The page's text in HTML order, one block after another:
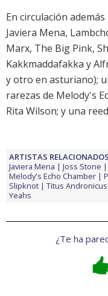
En circulación
Javiera Mena,
Marx, The Big Pink,
Kakkmaddafakka y
yotro en asturiano);
rarezas de Melody's
Rita Wilson; y una
ARTISTAS
Javiera Mena
Joss Stone
Melody's Echo Chamber
Slipknot
Titus Andronicus
Yeahs
¿Te ha